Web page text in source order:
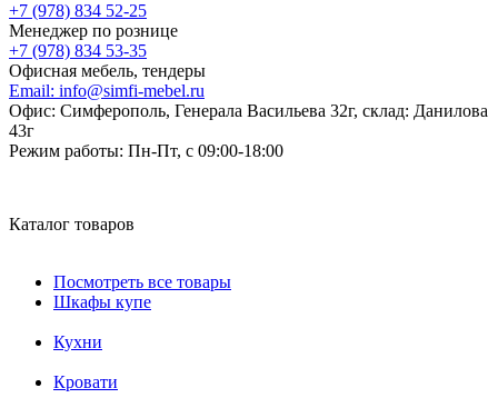
+7 (978) 834 52-25
Менеджер по рознице
+7 (978) 834 53-35
Офисная мебель, тендеры
Email: info@simfi-mebel.ru
Офис: Симферополь, Генерала Васильева 32г, склад: Данилова
43г
Режим работы: Пн-Пт, с 09:00-18:00
Каталог товаров
Посмотреть все товары
Шкафы купе
Кухни
Кровати